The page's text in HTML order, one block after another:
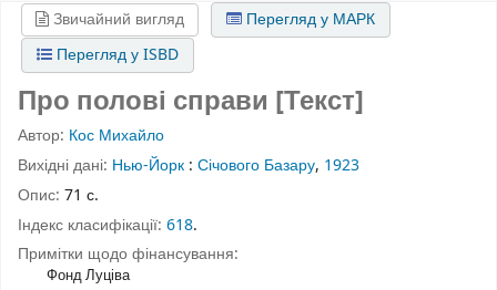
Звичайний вигляд
Перегляд у МАРК
Перегляд у ISBD
Про полові справи [Текст]
Автор: Кос Михайло
Вихідні дані: Нью-Йорк : Січового Базару, 1923
Опис: 71 с.
Індекс класифікації: 618.
Примітки щодо фінансування:
Фонд Луціва